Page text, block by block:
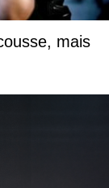
mais